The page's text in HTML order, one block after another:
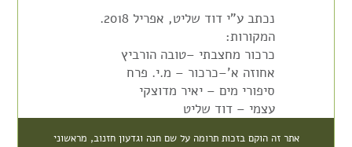
נכתב ע"י דוד שליט, אפריל 2018.
המקורות:
כרכור מחצבתי –טובה הורביץ
אחוזה א'–כרכור – מ.י. פרח
סיפורי מים – יאיר מדוצקי
עצמי – דוד שליט
אתר זה הוקם בזכות תרומה על שם חנה וגדעון חזנוב, מראשוני